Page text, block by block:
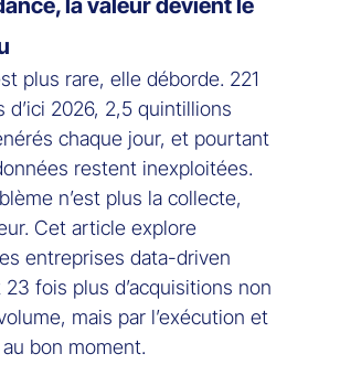
la valeur devient le
plus rare, elle déborde. 221
d’ici 2026, 2,5 quintillions
chaque jour, et pourtant
restent inexploitées.
n’est plus la collecte,
Cet article explore
entreprises data-driven
fois plus d’acquisitions non
mais par l’exécution et
au bon moment.